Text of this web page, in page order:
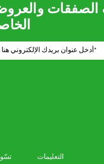
التعليمات